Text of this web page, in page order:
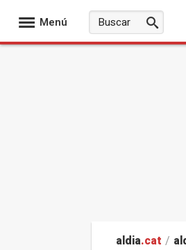
Menú
aldia.cat /